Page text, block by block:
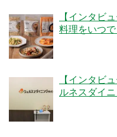
【インタビ
料理をいつ
【インタビ
ルネスダイ